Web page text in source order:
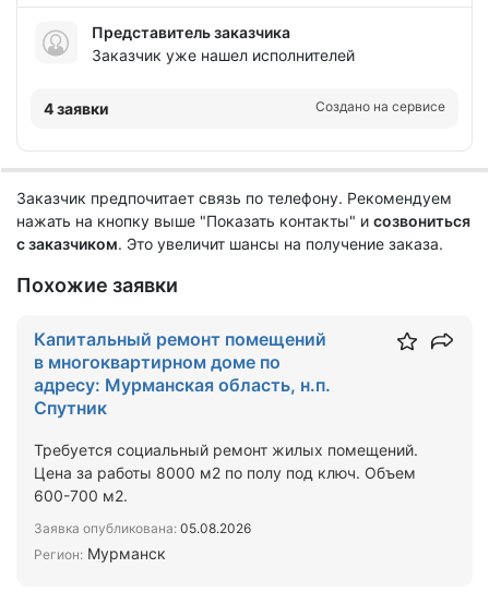
Представитель заказчика
Заказчик уже нашел исполнителей
4 заявки Создано на сервисе
Заказчик предпочитает связь по телефону. Рекомендуем
нажать на кнопку выше "Показать контакты" и созвониться
с заказчиком. Это увеличит шансы на получение заказа.
Похожие заявки
Капитальный ремонт помещений
в многоквартирном доме по
адресу: Мурманская область, н.п.
Спутник
Требуется социальный ремонт жилых помещений.
Цена за работы 8000 м2 по полу под ключ. Объем
600-700 м2.
Заявка опубликована: 05.08.2026
Регион: Мурманск